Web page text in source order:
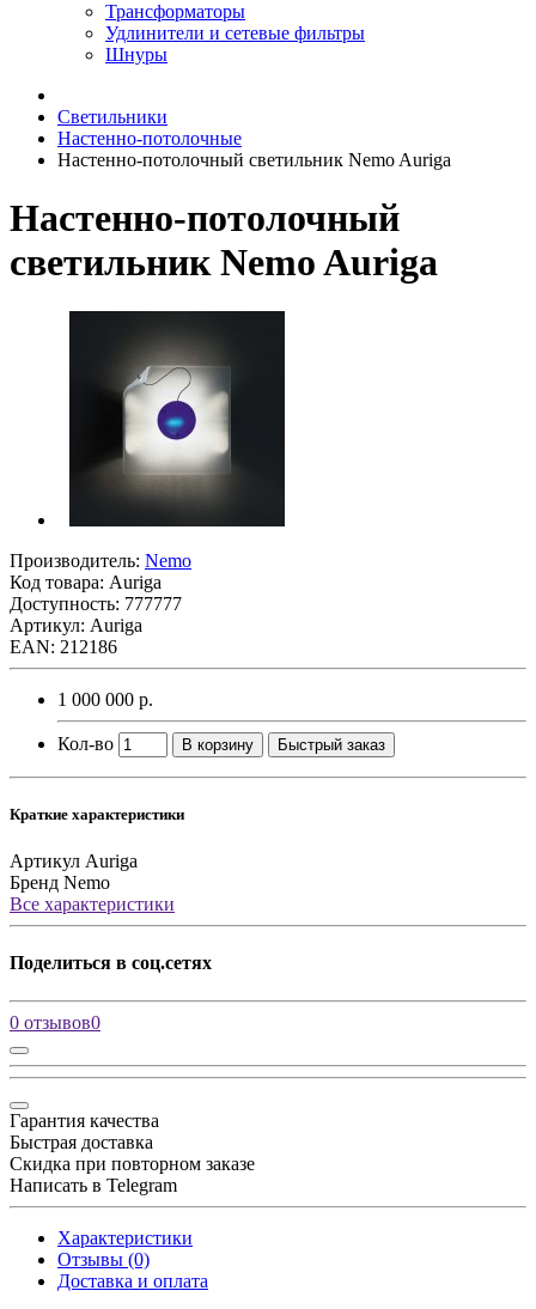
Трансформаторы
Удлинители и сетевые фильтры
Шнуры
Светильники
Настенно-потолочные
Настенно-потолочный светильник Nemo Auriga
Настенно-потолочный
светильник Nemo Auriga
Производитель: Nemo
Код товара: Auriga
Доступность: 777777
Артикул: Auriga
EAN: 212186
1 000 000 р.
Кол-во В корзину Быстрый заказ
Краткие характеристики
Артикул Auriga
Бренд Nemo
Все характеристики
Поделиться в соц.сетях
0 отзывов0
Гарантия качества
Быстрая доставка
Скидка при повторном заказе
Написать в Telegram
Характеристики
Отзывы (0)
Доставка и оплата